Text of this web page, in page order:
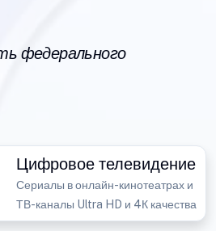
федерального
Цифровое телевидение
Сериалы в онлайн-кинотеатрах и
ТВ-каналы Ultra HD и 4К качества